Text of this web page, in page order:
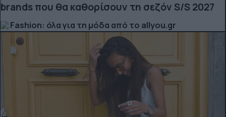
brands που θα καθορίσουν τη σεζόν S/S 2027
Fashion: όλα για τη μόδα από το allyou.gr